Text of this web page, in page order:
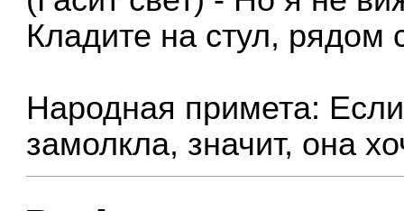
Кладите на стул,
Народная примета:
замолкла, значит, она